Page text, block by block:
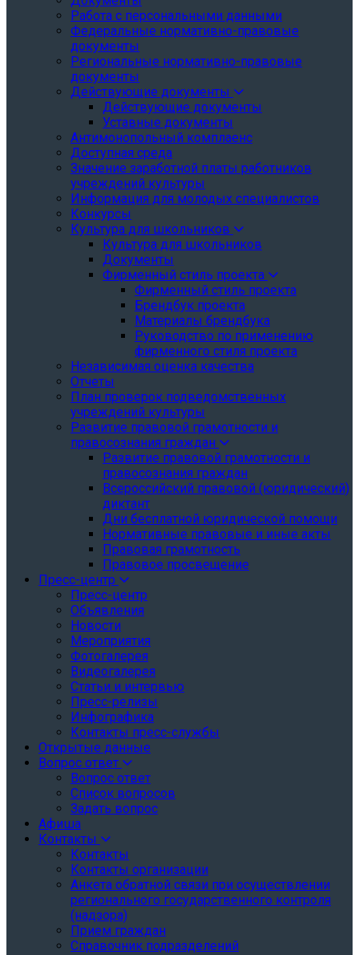
Работа с персональными данными
Федеральные нормативно-правовые
документы
Региональные нормативно-правовые
документы
Действующие документы
Действующие документы
Уставные документы
Антимонопольный комплаенс
Доступная среда
Значение заработной платы работников
учреждений культуры
Информация для молодых специалистов
Конкурсы
Культура для школьников
Культура для школьников
Документы
Фирменный стиль проекта
Фирменный стиль проекта
Брендбук проекта
Материалы брендбука
Руководство по применению
фирменного стиля проекта
Независимая оценка качества
Отчеты
План проверок подведомственных
учреждений культуры
Развитие правовой грамотности и
правосознания граждан
Развитие правовой грамотности и
правосознания граждан
Всероссийский правовой (юридический)
диктант
Дни бесплатной юридической помощи
Нормативные правовые и иные акты
Правовая грамотность
Правовое просвещение
Пресс-центр
Пресс-центр
Объявления
Новости
Мероприятия
Фотогалерея
Видеогалерея
Статьи и интервью
Пресс-релизы
Инфографика
Контакты пресс-службы
Открытые данные
Вопрос ответ
Вопрос ответ
Список вопросов
Задать вопрос
Афиша
Контакты
Контакты
Контакты организации
Анкета обратной связи при осуществлении
регионального государственного контроля
(надзора)
Прием граждан
Справочник подразделений